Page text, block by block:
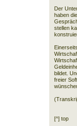
Der
haben
stellen
bildet.
freier
[^] top